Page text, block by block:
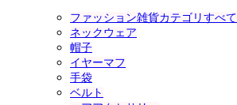
ファッション雑貨カテゴリすべて
ネックウェア
帽子
イヤーマフ
手袋
ベルト